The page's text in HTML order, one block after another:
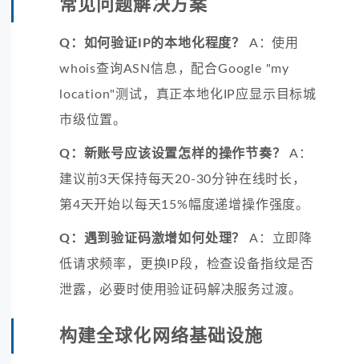
常见问题解决方案
Q：如何验证IP的本地化程度？
A：使用
whois查询ASN信息，配合Google "my
location"测试，真正本地化IP应显示目标城
市级位置。
Q：新账号应该设置怎样的操作节奏？
A：
建议前3天保持每天20-30分钟在线时长，
第4天开始以每天15%幅度递增操作强度。
Q：遇到验证码激增如何处理？
A：立即降
低请求频率，更换IP段，检查设备指纹是否
泄露，必要时使用验证码解决服务过渡。
构建全球化网络基础设施